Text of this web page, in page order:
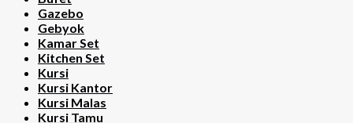
Gazebo
Gebyok
Kamar Set
Kitchen Set
Kursi
Kursi Kantor
Kursi Malas
Kursi Tamu